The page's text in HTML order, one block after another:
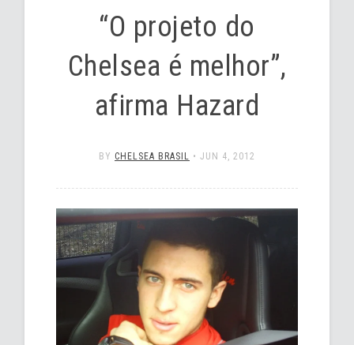
“O projeto do
Chelsea é melhor”,
afirma Hazard
BY CHELSEA BRASIL • JUN 4, 2012